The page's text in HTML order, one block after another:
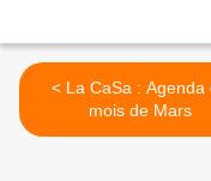
< La CaSa : Agenda du
mois de Mars